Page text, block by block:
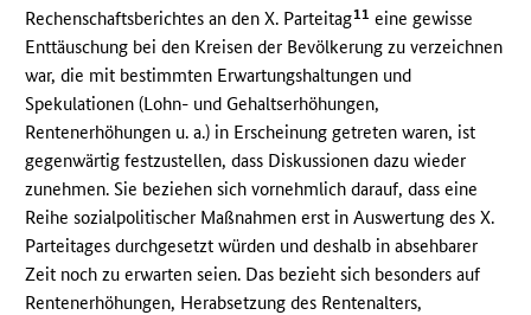
Rechenschaftsberichtes an den X. Parteitag11 eine gewisse
Enttäuschung bei den Kreisen der Bevölkerung zu verzeichnen
war, die mit bestimmten Erwartungshaltungen und
Spekulationen (Lohn- und Gehaltserhöhungen,
Rentenerhöhungen u. a.) in Erscheinung getreten waren, ist
gegenwärtig festzustellen, dass Diskussionen dazu wieder
zunehmen. Sie beziehen sich vornehmlich darauf, dass eine
Reihe sozialpolitischer Maßnahmen erst in Auswertung des X.
Parteitages durchgesetzt würden und deshalb in absehbarer
Zeit noch zu erwarten seien. Das bezieht sich besonders auf
Rentenerhöhungen, Herabsetzung des Rentenalters,